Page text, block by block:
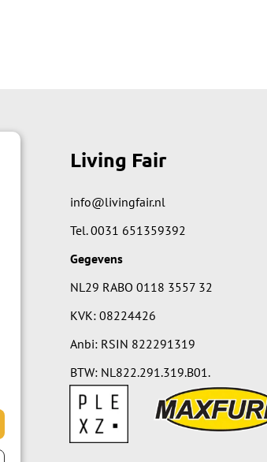
Living Fair
info@livingfair.nl
Tel.0031 651359392
Gegevens
NL29 RABO 0118 3557 32
KVK: 08224426
Anbi: RSIN 822291319
BTW: NL822.291.319.B01.